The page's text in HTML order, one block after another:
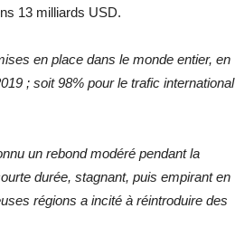
13 milliards USD.
en place dans le monde entier, en
; soit 98% pour le trafic international
un rebond modéré pendant la
durée, stagnant, puis empirant en
régions a incité à réintroduire des